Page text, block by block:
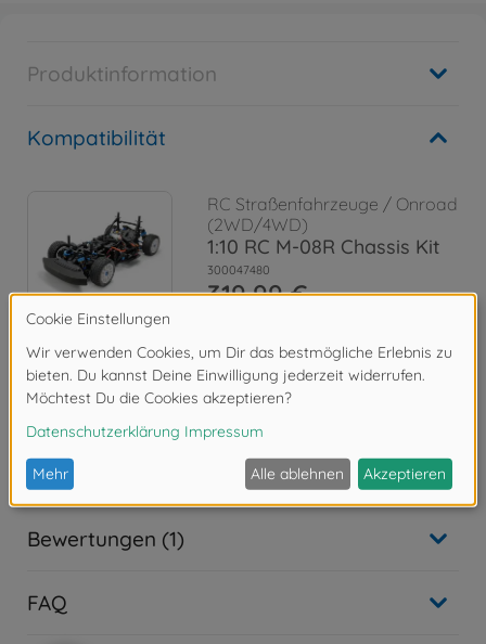
Produktinformation
Kompatibilität
RC Straßenfahrzeuge / Onroad
(2WD/4WD)
1:10 RC M-08R Chassis Kit
300047480
319,99 €
Archiv
1:10 RC M-08 Chassis Kit
300058669
Nicht mehr verfügbar
Bewertungen (1)
FAQ